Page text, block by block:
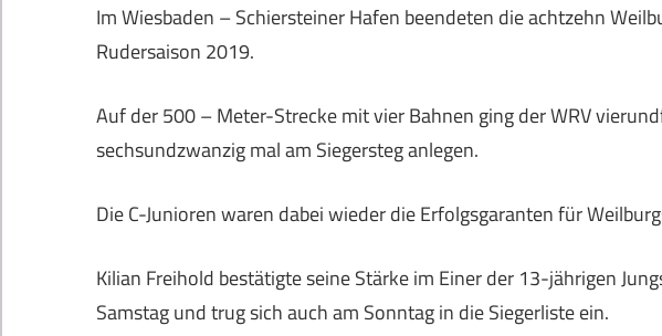
Im Wiesbaden – Schiersteiner Hafen beendeten die achtzehn
Rudersaison 2019.
Auf der 500 – Meter-Strecke mit vier Bahnen ging der WRV
sechsundzwanzig mal am Siegersteg anlegen.
Die C-Junioren waren dabei wieder die Erfolgsgaranten für
Kilian Freihold bestätigte seine Stärke im Einer der 13-jährigen
Samstag und trug sich auch am Sonntag in die Siegerliste ein.